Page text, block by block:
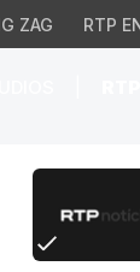
ZAG RTP